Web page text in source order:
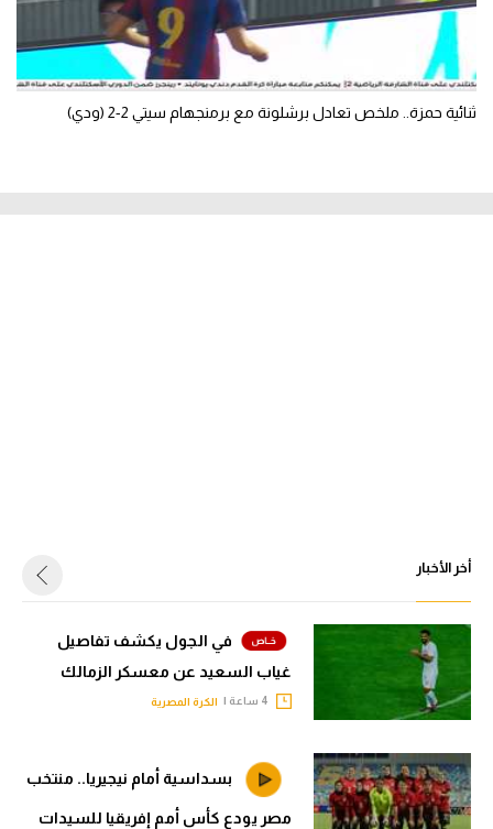
ثنائية حمزة.. ملخص تعادل برشلونة مع برمنجهام سيتي 2-2 (ودي)
أخر الأخبار
في الجول يكشف تفاصيل
غياب السعيد عن معسكر الزمالك
الكرة المصرية
بسداسية أمام نيجيريا.. منتخب
مصر يودع كأس أمم إفريقيا للسيدات